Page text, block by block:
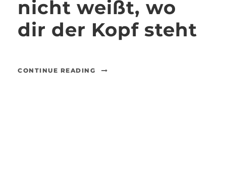
nicht weißt, wo
dir der Kopf steht
CONTINUE READING